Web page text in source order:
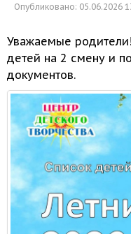
Опубликовано: 05.06.2026
Уважаемые
детей на 2 смену и
документов.